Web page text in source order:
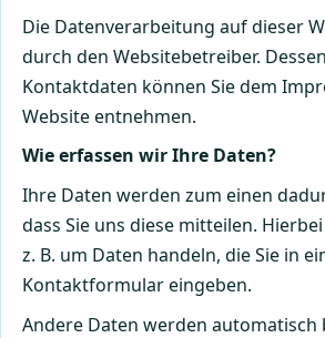
Die Datenverarbeitung auf dieser
durch den Websitebetreiber. Dessen
Kontaktdaten können Sie dem
Website entnehmen.
Wie erfassen wir Ihre Daten?
Ihre Daten werden zum einen
dass Sie uns diese mitteilen.
z. B. um Daten handeln, die Sie in
Kontaktformular eingeben.
Andere Daten werden automatisch